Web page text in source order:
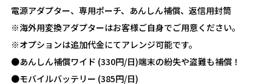
電源アダプター、専用ポーチ、あんしん補償、返信用封筒
※海外用変換アダプターはお客様ご自身でご用意ください。
※オプションは追加代金にてアレンジ可能です。
●あんしん補償ワイド (330円/日)端末の紛失や盗難も補償！
●モバイルバッテリー (385円/日)